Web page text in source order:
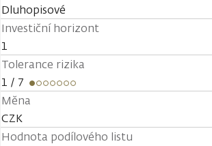
Dluhopisové
Investiční horizont
1
Tolerance rizika
1 / 7
Měna
CZK
Hodnota podílového listu